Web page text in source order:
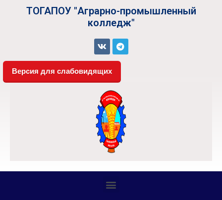
ТОГАПОУ "Аграрно-промышленный
колледж"
Версия для слабовидящих